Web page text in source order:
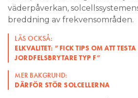
väderpåverkan,
breddning av frekvensområden.
LÄS OCKSÅ:
ELKVALITET: ”FICK TIPS OM ATT TESTA
JORDFELSBRYTARE TYP F”
MER BAKGRUND:
DÄRFÖR STÖR SOLCELLERNA